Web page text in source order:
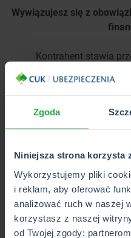
Zgoda
Niniejsza strona korzysta
Wykorzystujemy pliki
i reklam, aby oferować
analizować ruch w naszej
korzystasz z naszej
od Twojej zgody:
Wywiązujesz się z
Kontrahent stawia
zabezpieczenia
kontaktu? W CUK
(wadialne, nienależytego
czy zapłaty zaliczki).
niewywiązania się ze
Zobacz, jak
kontrakt